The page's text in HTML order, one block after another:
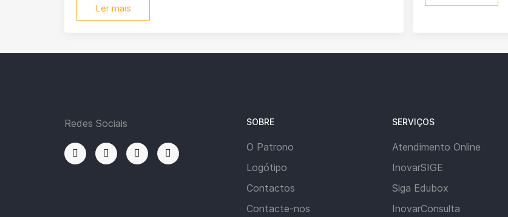
Ler mais
Redes Sociais SOBRE
O Patrono
Logótipo
Contactos
Contacte-nos
SERVIÇOS
Atendimento Online
InovarSIGE
Siga Edubox
InovarConsulta